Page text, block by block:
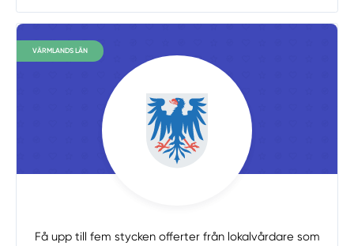
VÄRMLANDS LÄN
Få upp till fem stycken offerter från lokalvårdare som